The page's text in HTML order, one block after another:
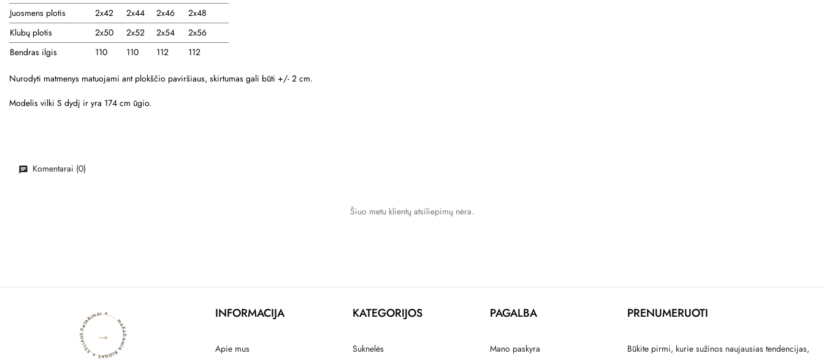
Juosmens plotis
2x42 2x44 2x46
2x48
Klubų plotis
2x50 2x52 2x54
2x56
Bendras ilgis
110 110 112 112
Nurodyti matmenys matuojami ant plokščio paviršiaus, skirtumas gali būti +/- 2 cm.
Modelis vilki S dydį ir yra 174 cm ūgio.
Komentarai (0)
Šiuo metu klientų atsiliepimų nėra.
MAKADAMIA BLOGAS ✦ STILIAUS PATARIMAI ✦
→
INFORMACIJA
Apie mus
KATEGORIJOS
Suknelės
PAGALBA
Mano paskyra
PRENUMERUOTI
Būkite pirmi, kurie sužinos naujausias tendencijas,